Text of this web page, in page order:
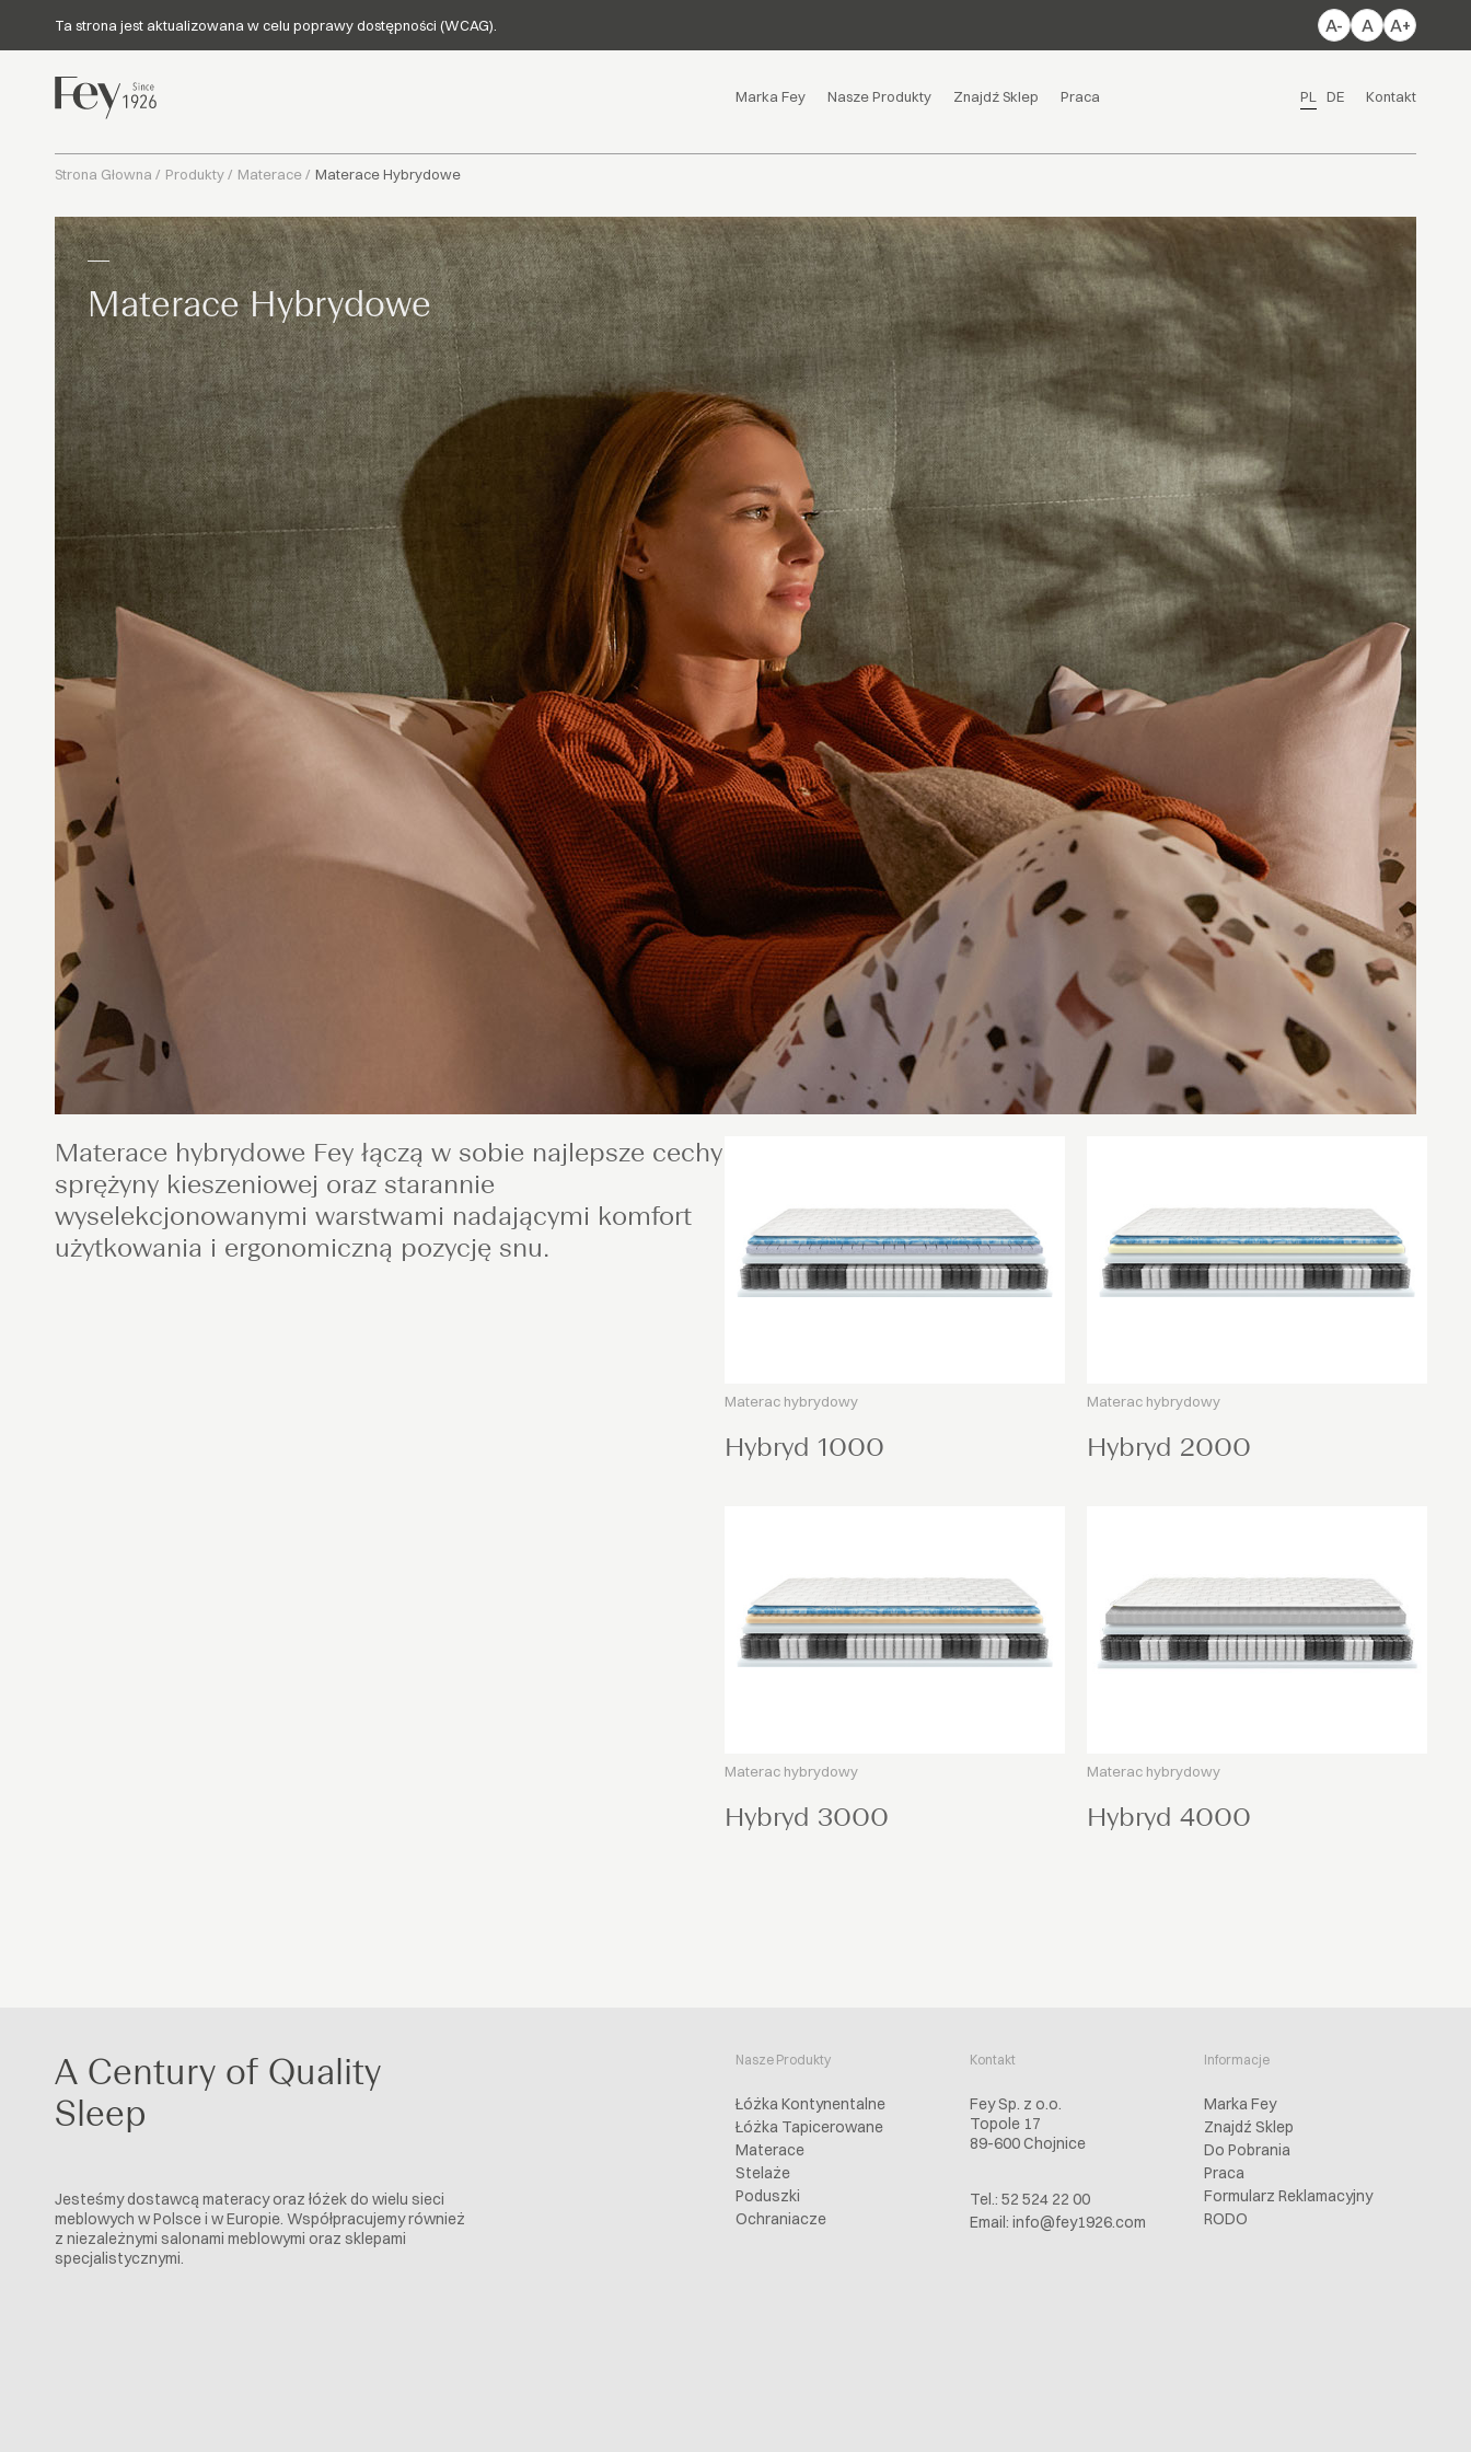
Ta strona jest aktualizowana w celu poprawy dostępności (WCAG). A- A A+
Marka Fey Nasze Produkty Znajdź Sklep Praca Kontakt
DE
PL
Strona Głowna / Produkty/ Materace/ Materace Hybrydowe
Materace Hybrydowe
Materace hybrydowe Fey łączą w sobie najlepsze cechy
sprężyny kieszeniowej oraz starannie
wyselekcjonowanymi warstwami nadającymi komfort
użytkowania i ergonomiczną pozycję snu.
Materac hybrydowy
Hybryd 1000
Materac hybrydowy
Hybryd 2000
Materac hybrydowy
Hybryd 3000
Materac hybrydowy
Hybryd 4000
A Century of Quality
Sleep
Jesteśmy dostawcą materacy oraz łóżek do wielu sieci
meblowych w Polsce i w Europie. Współpracujemy również
z niezależnymi salonami meblowymi oraz sklepami
specjalistycznymi.
Nasze Produkty
Łóżka Kontynentalne
Łóżka Tapicerowane
Materace
Stelaże
Poduszki
Ochraniacze
Kontakt
Fey Sp. z o.o.
Topole 17
89-600 Chojnice
Tel.: 52 524 22 00
Email: info@fey1926.com
Informacje
Marka Fey
Znajdź Sklep
Do Pobrania
Praca
Formularz Reklamacyjny
RODO